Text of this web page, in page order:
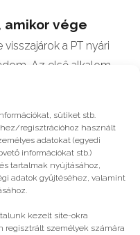
sütiket stb.
regisztrációhoz használt
adatokat (egyedi
információkat stb.)
tartalmak nyújtásához,
adatok gyűjtéséhez, valamint
kezelt site-okra
regisztrált személyek számára
amikor vége
a PT nyári
Az első alkalom